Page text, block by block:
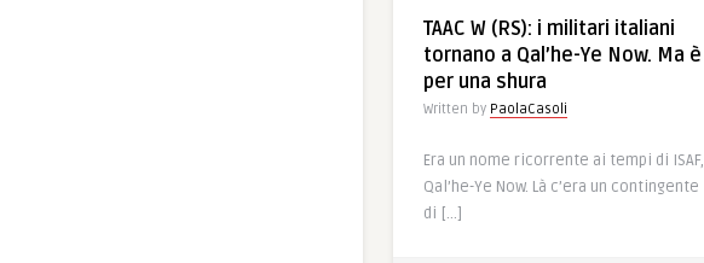
TAAC W (RS): i militari italiani
tornano a Qal’he-Ye Now. Ma è
per una shura
Written by PaolaCasoli
Era un nome ricorrente ai tempi di ISAF,
Qal’he-Ye Now. Là c’era un contingente
di […]